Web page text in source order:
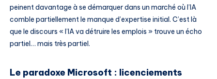
peinent davantage à se démarquer dans un marché où l’IA
comble partiellement le manque d’expertise initial. C’est là
que le discours « l’IA va détruire les emplois » trouve un écho
partiel… mais très partiel.
Le paradoxe Microsoft : licenciements